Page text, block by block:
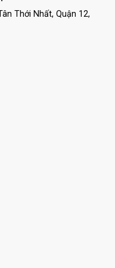
Thới Nhất, Quận 12,